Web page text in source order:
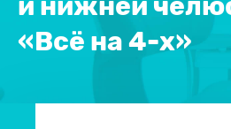
«Всё на 4-х»